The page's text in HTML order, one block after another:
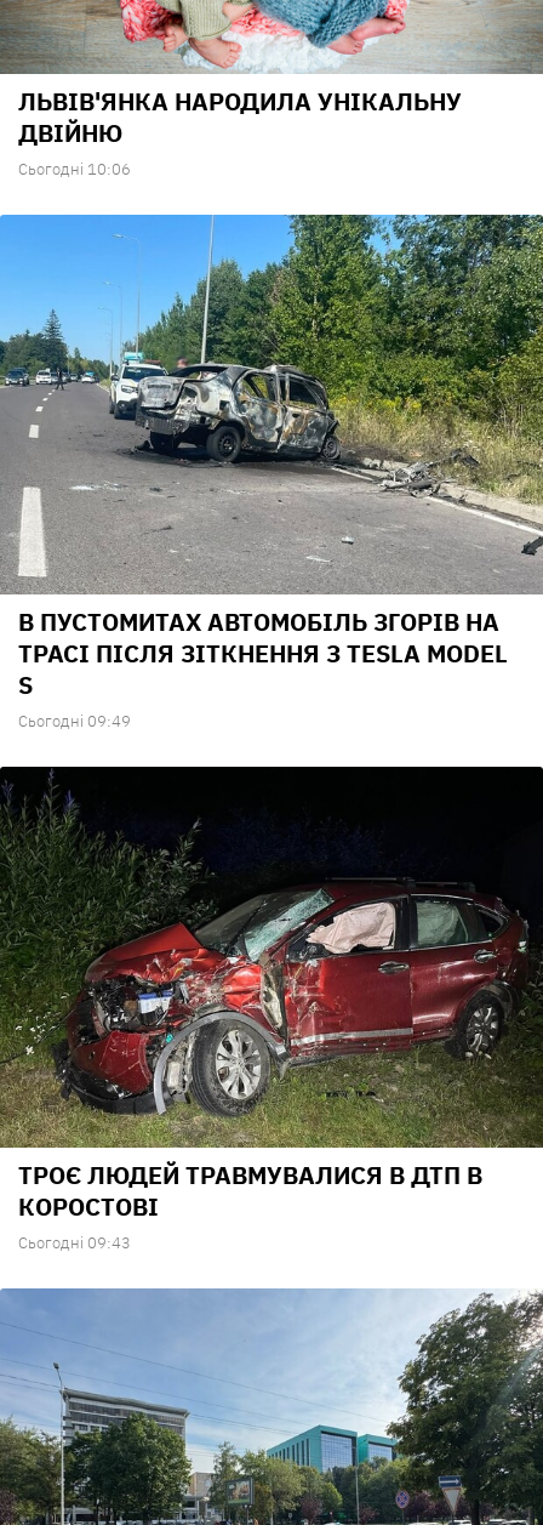
ЛЬВІВ'ЯНКА НАРОДИЛА УНІКАЛЬНУ
ДВІЙНЮ
Сьогодні 10:06
В ПУСТОМИТАХ АВТОМОБІЛЬ ЗГОРІВ НА
ТРАСІ ПІСЛЯ ЗІТКНЕННЯ З TESLA MODEL
S
Сьогодні 09:49
ТРОЄ ЛЮДЕЙ ТРАВМУВАЛИСЯ В ДТП В
КОРОСТОВІ
Сьогодні 09:43